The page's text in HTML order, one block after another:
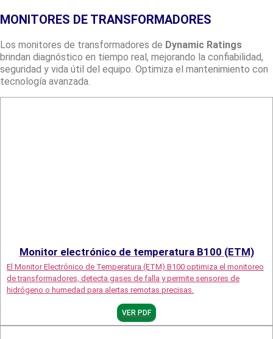
MONITORES DE TRANSFORMADORES
Los monitores de transformadores de Dynamic Ratings
brindan diagnóstico en tiempo real, mejorando la confiabilidad,
seguridad y vida útil del equipo. Optimiza el mantenimiento con
tecnología avanzada.
Monitor electrónico de temperatura B100 (ETM)
El Monitor Electrónico de Temperatura (ETM) B100 optimiza el monitoreo
de transformadores, detecta gases de falla y permite sensores de
hidrógeno o humedad para alertas remotas precisas.
VER PDF